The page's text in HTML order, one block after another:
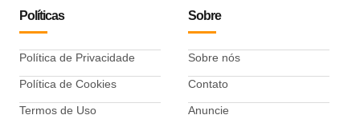
Políticas
Política de Privacidade
Política de Cookies
Termos de Uso
Sobre
Sobre nós
Contato
Anuncie